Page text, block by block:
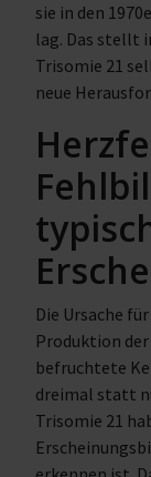
sie in den
lag. Das stellt
Trisomie 21
neue
Die Ursache
Produktion
befruchtete
dreimal statt
Trisomie 21